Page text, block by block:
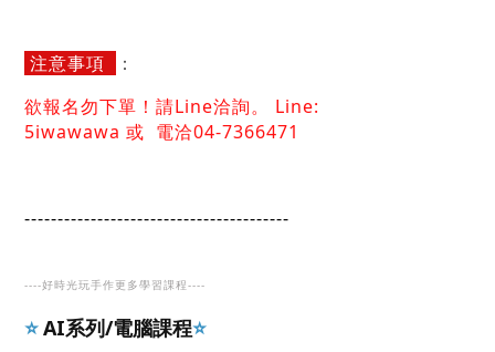
注意事項 ：
欲報名勿下單！請Line洽詢。
Line:
5iwawawa 或 電洽04-7366471
----------------------------------------
----好時光玩手作更多學習課程----
⭐️ AI系列/電腦課程⭐️